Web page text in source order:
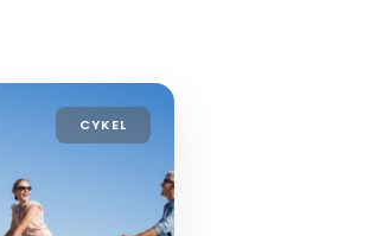
CYKEL